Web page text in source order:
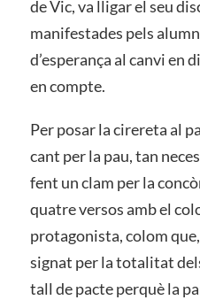
de Vic, va lligar el seu
manifestades pels
d’esperança al canvi en
en compte.
Per posar la cirereta al
cant per la pau, tan
fent un clam per la
quatre versos amb el
protagonista, colom
signat per la totalitat
tall de pacte perquè la